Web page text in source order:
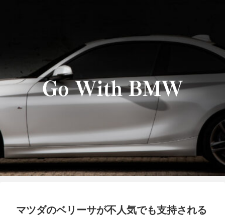
マツダのベリーサが不人気でも支持される